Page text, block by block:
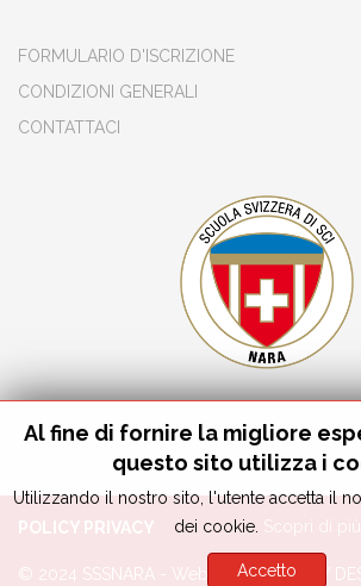
FORMULARIO D'ISCRIZIONE
CONDIZIONI GENERALI
CONTATTACI
POLICY PRIVACY
Al fine di fornire la migliore
questo sito utilizza i
Utilizzando il nostro sito, l'utente accetta il
dei cookie.
Accetto
© 2024 SSSNARA - Webmaster REALITY